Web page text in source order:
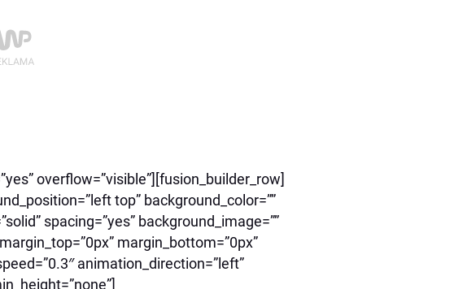
overflow=”visible”][fusion_builder_row]
top” background_color=””
spacing=”yes” background_image=””
margin_bottom=”0px”
animation_direction=”left”